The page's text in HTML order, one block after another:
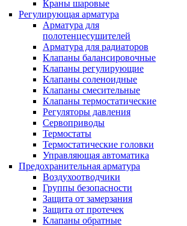
Краны шаровые
Регулирующая арматура
Арматура для
полотенцесушителей
Арматура для радиаторов
Клапаны балансировочные
Клапаны регулирующие
Клапаны соленоидные
Клапаны смесительные
Клапаны термостатические
Регуляторы давления
Сервоприводы
Термостаты
Термостатические головки
Управляющая автоматика
Предохранительная арматура
Воздухоотводчики
Группы безопасности
Защита от замерзания
Защита от протечек
Клапаны обратные